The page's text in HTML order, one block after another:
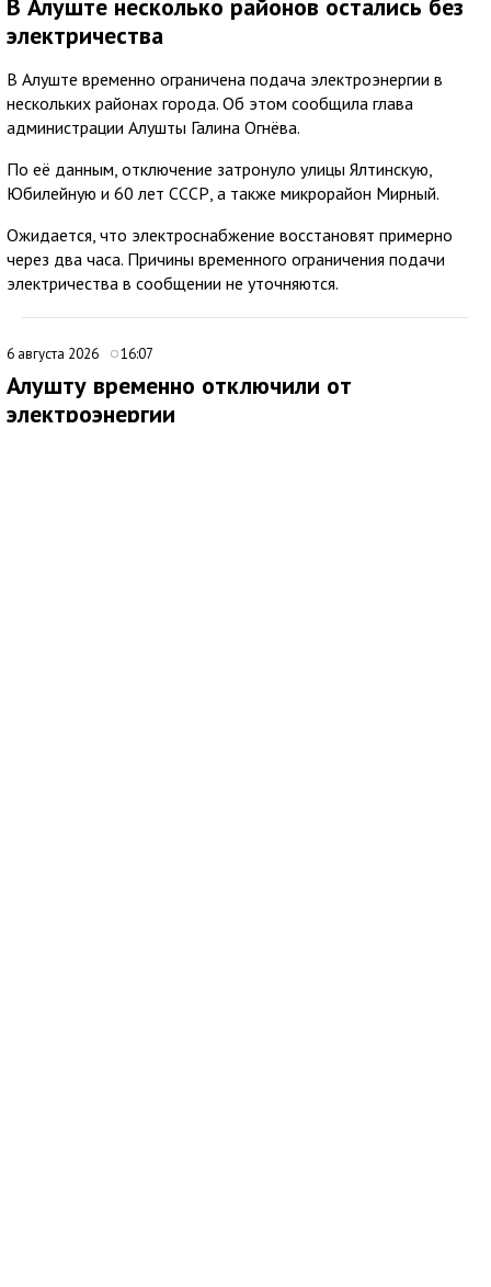
В Алуште несколько районов остались без
электричества
В Алуште временно ограничена подача электроэнергии в
нескольких районах города. Об этом сообщила глава
администрации Алушты Галина Огнёва.
По её данным, отключение затронуло улицы Ялтинскую,
Юбилейную и 60 лет СССР, а также микрорайон Мирный.
Ожидается, что электроснабжение восстановят примерно
через два часа. Причины временного ограничения подачи
электричества в сообщении не уточняются.
6 августа 2026 16:07
Алушту временно отключили от
электроэнергии